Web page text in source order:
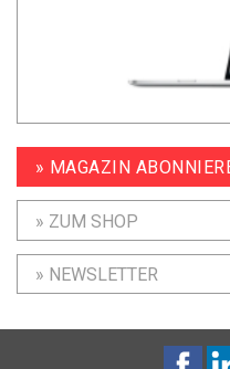
» MAGAZIN
» ZUM SHOP
» NEWSLETTER